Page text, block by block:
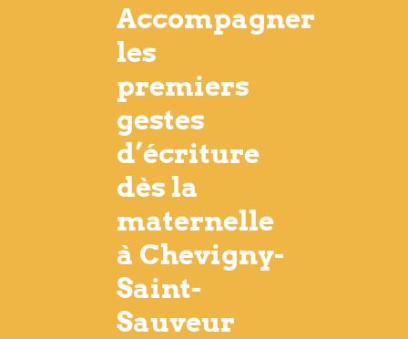
Accompagner
les
premiers
gestes
d’écriture
dès la
maternelle
à Chevigny-
Saint-
Sauveur